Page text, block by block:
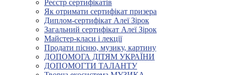
Реєстр сертифікатів
Як отримати сертифікат призера
Диплом-сертифікат Алеї Зірок
Загальний сертифікат Алеї Зірок
Майстер-класи і лекції
Продати пісню, музику, картину
ДОПОМОГА ДІТЯМ УКРАЇНИ
ДОПОМОГТИ ТАЛАНТУ